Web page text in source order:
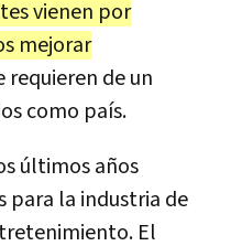
vienen por
mejorar
requieren de un
como país.
últimos años
para la industria de
El